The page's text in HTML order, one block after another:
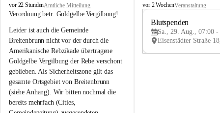
B
r
i
t
e
n
b
r
u
n
n
vor 22 StundenAmtliche Mitteilung
Verordnung betr. Goldgelbe Vergilbung!
Leider ist auch die Gemeinde
Breitenbrunn nicht vor der durch die
Amerikanische Rebzikade übertragene
Goldgelbe Vergilbung der Rebe verschont
geblieben. Als Sicherheitszone gilt das
gesamte Ortsgebiet von Breitenbrunn
(siehe Anhang). Wir bitten nochmal die
bereits mehrfach (Cities,
B
e
vor 2 WochenVeranstaltung
Blutspenden
Sa., 29. Aug., 07:00 -